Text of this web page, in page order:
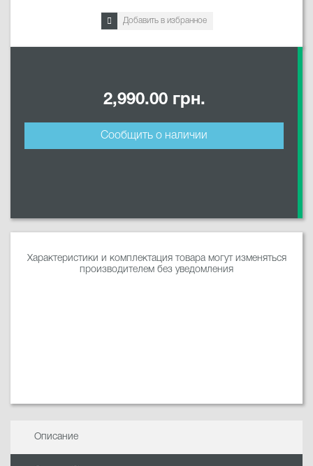
Добавить в избранное
2,990.00 грн.
Сообщить о наличии
Характеристики и комплектация товара могут изменяться
производителем без уведомления
Описание